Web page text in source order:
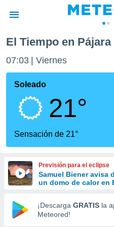
de
por
que se
calidad.
a este
las
y
forma
digital
basada
El Tiempo en Pájara
07:03 Viernes
Soleado
21°
Sensación de 21°
Previsión para el eclipse
Samuel Biener avisa
un domo de calor en
¡Descarga GRATIS la
Meteored!